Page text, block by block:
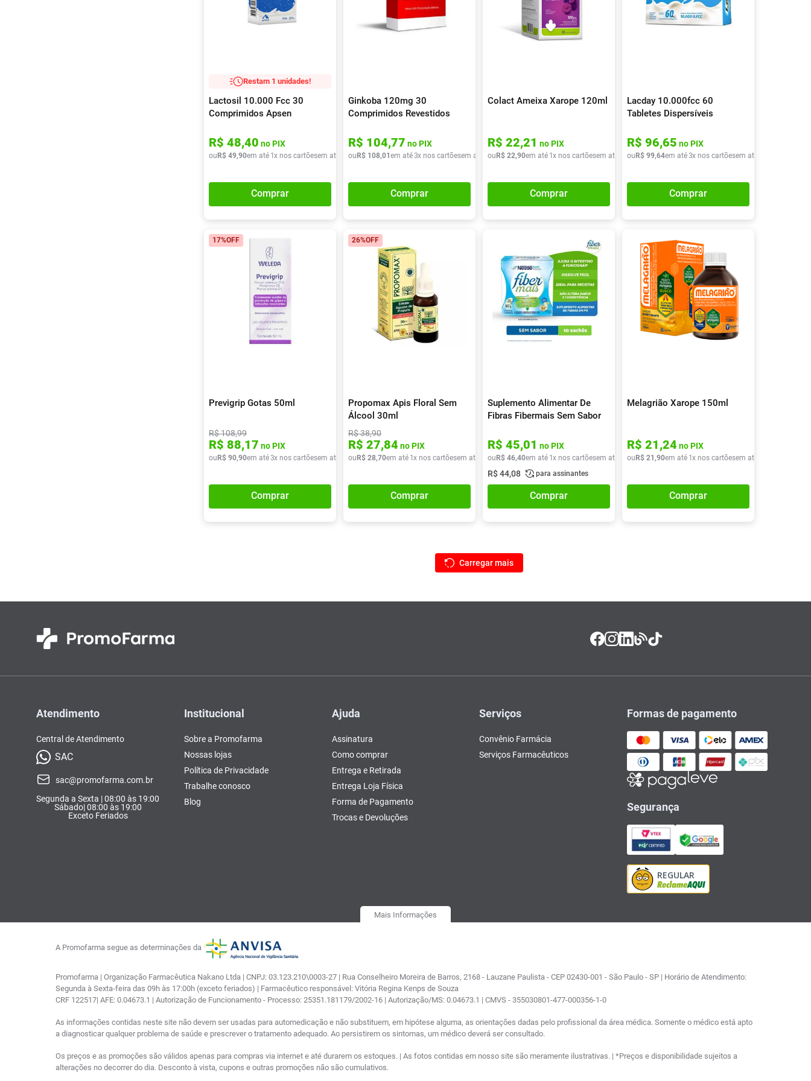
Restam 1 unidades!
Lactosil 10.000 Fcc 30
Comprimidos Apsen
R$ 48,40 no PIX
ou R$ 49,90em até 1x nos cartõesem até x de R$ 49,90
Comprar
Ginkoba 120mg 30
Comprimidos Revestidos
R$ 104,77 no PIX
ou R$ 108,01 em até3x nos cartõesem até 3x deR$ 36,00
Comprar
Colact Ameixa Xarope 120ml
R$ 22,21 no PIX
ou R$ 22,90em até 1x nos cartõesem até x de R$ 22,90
Comprar
Lacday 10.000fcc 60
Tabletes Dispersíveis
R$ 96,65 no PIX
ou R$ 99,64em até3x nos cartõesem até
Comprar
17%OFF
Previgrip Gotas 50ml
R$108,99
R$ 88,17 no PIX
ou R$ 90,90em até3x nos cartõesem até x de R$ 30,30
Comprar
26%OFF
Propomax Apis Floral Sem
Álcool 30ml
R$38,90
R$ 27,84 no PIX
ou R$ 28,70em até 1x nos cartõesem até x de R$ 28,70
Comprar
Suplemento Alimentar De
Fibras Fibermais Sem Sabor
R$ 45,01 no PIX
ou R$ 46,40em até 1x nos cartõesem até x de R$ 46,40
R$44,08 para assinantes
Comprar
Melagrião Xarope 150ml
R$ 21,24 no PIX
ou R$ 21 ,90em até 1x nos cartõesem até
Comprar
Atendimento
Central de Atendimento
SAC
sac@promofarma.com.br
Segunda a Sexta | 08:00 às 19:00
Sábado| 08:00 às 19:00
Exceto Feriados
Institucional
Sobre a Promofarma
Nossas lojas
Política de Privacidade
Trabalhe conosco
Blog
Ajuda
Assinatura
Como comprar
Entrega e Retirada
Entrega Loja Física
Forma de Pagamento
Trocas e Devoluções
Serviços
Convênio Farmácia
Serviços Farmacêuticos
Formas de pagamento
Segurança
Mais Informações
A Promofarma segue as determinações da
Promofarma | Organização Farmacêutica Nakano Ltda | CNPJ: 03.123.210\0003-27 | Rua Conselheiro Moreira de Barros, 2168 - Lauzane Paulista - CEP 02430-001 - São Paulo - SP | Horário de Atendimento:
Segunda à Sexta-feira das 09h às 17:00h (exceto feriados) | Farmacêutico responsável: Vitória Regina Kenps de Souza
CRF 122517| AFE: 0.04673.1 | Autorização de Funcionamento - Processo: 25351.181179/2002-16 | Autorização/MS: 0.04673.1 | CMVS - 355030801-477-000356-1-0
As informações contidas neste site não devem ser usadas para automedicação e não substituem, em hipótese alguma, as orientações dadas pelo profissional da área médica. Somente o médico está apto
a diagnosticar qualquer problema de saúde e prescrever o tratamento adequado. Ao persistirem os sintomas, um médico deverá ser consultado.
Os preços e as promoções são válidos apenas para compras via internet e até durarem os estoques. | As fotos contidas em nosso site são meramente ilustrativas. | *Preços e disponibilidade sujeitos a
alterações no decorrer do dia. Desconto à vista, cupons e outras promoções não são cumulativos.